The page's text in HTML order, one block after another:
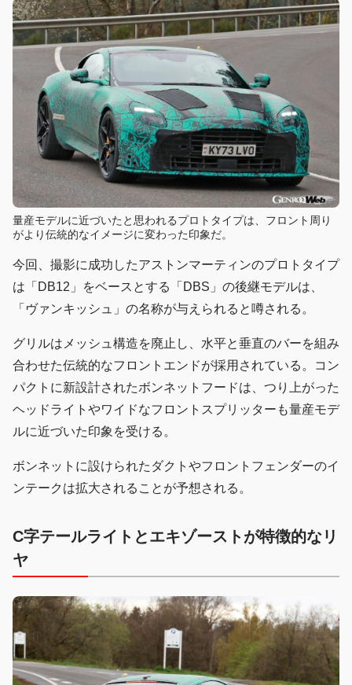
量産モデルに近づいたと思われるプロトタイプは、フロント周り
がより伝統的なイメージに変わった印象だ。
今回、撮影に成功したアストンマーティンのプロトタイプ
は「DB12」をベースとする「DBS」の後継モデルは、
「ヴァンキッシュ」の名称が与えられると噂される。
グリルはメッシュ構造を廃止し、水平と垂直のバーを組み
合わせた伝統的なフロントエンドが採用されている。コン
パクトに新設計されたボンネットフードは、つり上がった
ヘッドライトやワイドなフロントスプリッターも量産モデ
ルに近づいた印象を受ける。
ボンネットに設けられたダクトやフロントフェンダーのイ
ンテークは拡大されることが予想される。
C字テールライトとエキゾーストが特徴的なリ
ヤ